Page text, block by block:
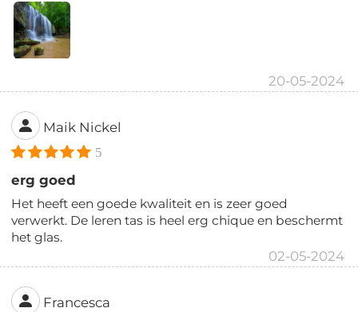
20-05-2024
Maik Nickel
5
erg goed
Het heeft een goede kwaliteit en is zeer goed
verwerkt. De leren tas is heel erg chique en beschermt
het glas.
02-05-2024
Francesca